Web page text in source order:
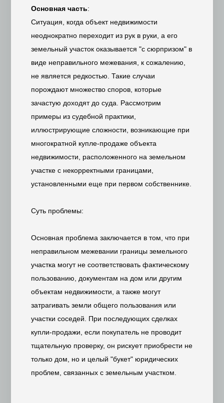
Основная часть:
Ситуация, когда объект недвижимости
неоднократно переходит из рук в руки, а его
земельный участок оказывается "с сюрпризом" в
виде неправильного межевания, к сожалению,
не является редкостью. Такие случаи
порождают множество споров, которые
зачастую доходят до суда. Рассмотрим
примеры из судебной практики,
иллюстрирующие сложности, возникающие при
многократной купле-продаже объекта
недвижимости, расположенного на земельном
участке с некорректными границами,
установленными еще при первом собственнике.
Суть проблемы:
Основная проблема заключается в том, что при
неправильном межевании границы земельного
участка могут не соответствовать фактическому
пользованию, документам на дом или другим
объектам недвижимости, а также могут
затрагивать земли общего пользования или
участки соседей. При последующих сделках
купли-продажи, если покупатель не проводит
тщательную проверку, он рискует приобрести не
только дом, но и целый "букет" юридических
проблем, связанных с земельным участком.